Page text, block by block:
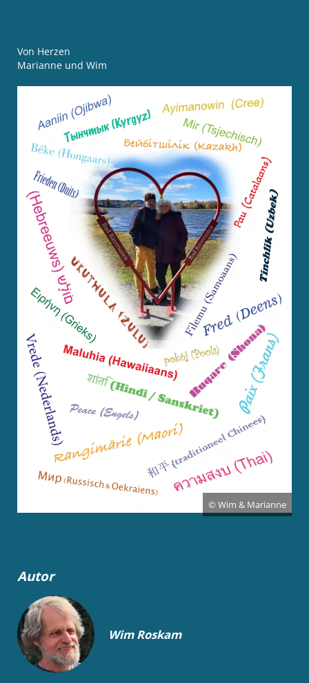
Von Herzen
Marianne und Wim
© Wim & Marianne
Autor
Wim Roskam